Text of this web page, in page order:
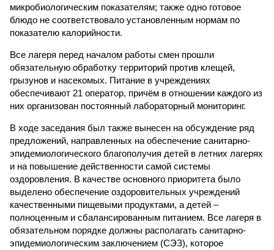
микробиологическим показателям; также одно готовое
блюдо не соответствовало установленным нормам по
показателю калорийности.
Все лагеря перед началом работы смен прошли
обязательную обработку территорий против клещей,
грызунов и насекомых. Питание в учреждениях
обеспечивают 21 оператор, причём в отношении каждого из
них организован постоянный лабораторный мониторинг.
В ходе заседания был также вынесен на обсуждение ряд
предложений, направленных на обеспечение санитарно-
эпидемиологического благополучия детей в летних лагерях
и на повышение действенности самой системы
оздоровления. В качестве основного приоритета было
выделено обеспечение оздоровительных учреждений
качественными пищевыми продуктами, а детей –
полноценным и сбалансированным питанием. Все лагеря в
обязательном порядке должны располагать санитарно-
эпидемиологическим заключением (СЭЗ), которое